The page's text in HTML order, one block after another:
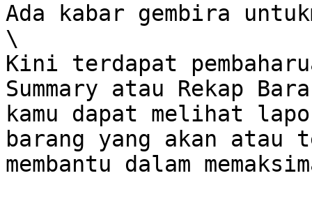
Ada kabar gembira
\
Kini terdapat
Summary atau Rekap
kamu dapat melihat
barang yang akan
membantu dalam